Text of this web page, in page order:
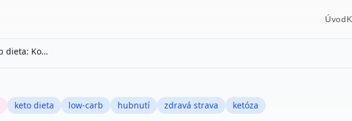
Úvod
Keto vs. Low-carb dieta: Kompletní srovnání a rozdíly
keto dieta low-carb hubnutí zdravá strava ketóza